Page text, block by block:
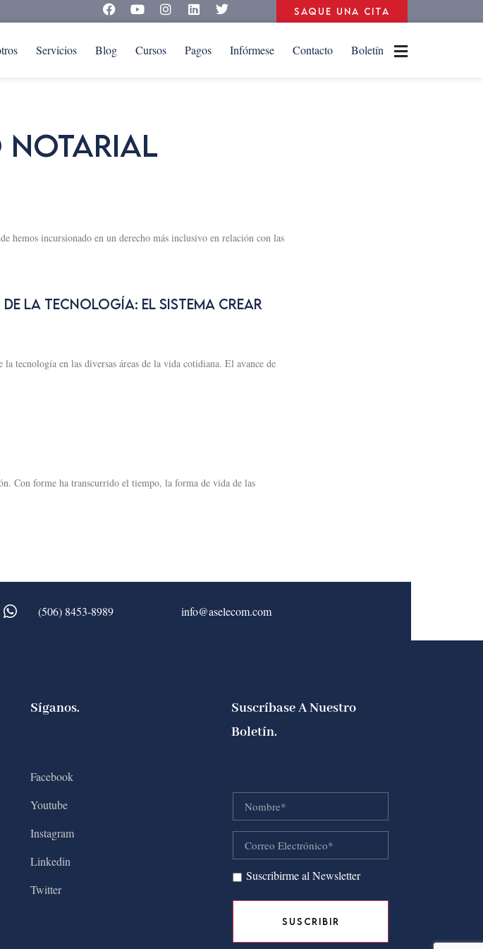
Saque una cita
Servicios Blog Cursos Pagos Infórmese Contacto Boletín
Notarial
hemos incursionado en un derecho más inclusivo en relación con las
de la tecnología: El Sistema Crear
tecnología en las diversas áreas de la vida cotidiana. El avance de
Con forme ha transcurrido el tiempo, la forma de vida de las
(506) 8453-8989 info@aselecom.com
Síganos.
Facebook
Youtube
Instagram
Linkedin
Twitter
Suscríbase A Nuestro
Boletín.
Suscribirme al Newsletter